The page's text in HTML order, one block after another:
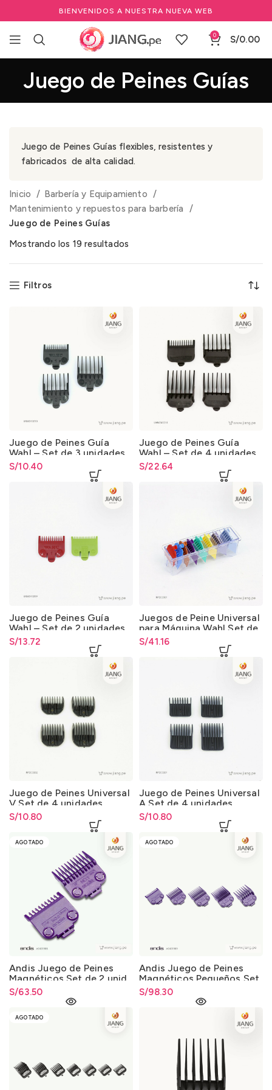
BIENVENIDOS A NUESTRA NUEVA WEB
0 S/0.00
Juego de Peines Guías
Juego de Peines Guías flexibles, resistentes y
fabricados de alta calidad.
Inicio
Barbería y Equipamiento
Mantenimiento y repuestos para barbería
Juego de Peines Guías
Mostrando los 19 resultados
Filtros
Juego de Peines Guía
Wahl – Set de 3 unidades
S/10.40
Juego de Peines Guía
Wahl – Set de 4 unidades
S/22.64
Juego de Peines Guía
Wahl – Set de 2 unidades
S/13.72
Juegos de Peine Universal
para Máquina Wahl Set de
8 unidades
S/41.16
Juego de Peines Universal
V Set de 4 unidades
S/10.80
Juego de Peines Universal
A Set de 4 unidades
S/10.80
AGOTADO
Andis Juego de Peines
Magnéticos Set de 2 unid.
S/63.50
AGOTADO
Andis Juego de Peines
Magnéticos Pequeños Set
de 5 unid.
S/98.30
AGOTADO